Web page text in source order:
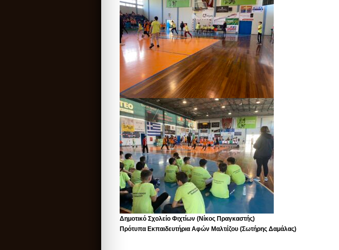
Δημοτικό Σχολείο Φιχτίων (Νίκος Πραγκαστής)
Πρότυπα Εκπαιδευτήρια Αφών Μαλτέζου (Σωτήρης Δαμάλας)